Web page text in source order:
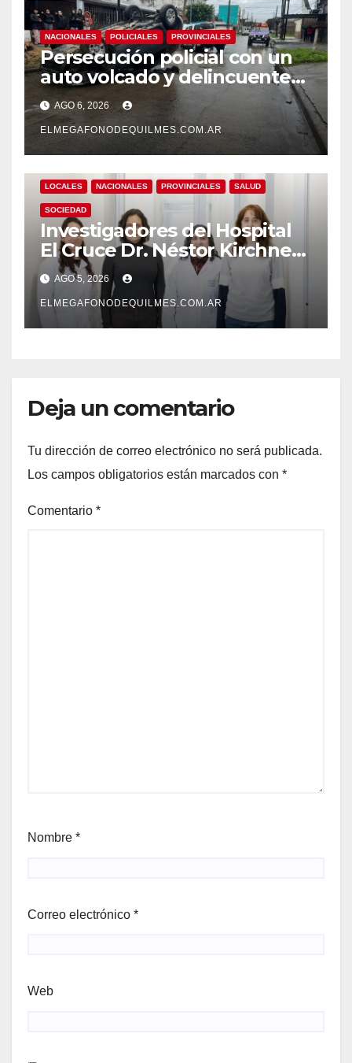
NACIONALES POLICIALES PROVINCIALES
Persecución policial con un
auto volcado y delincuentes
detenidos en San Francisco
Solano
AGO 6, 2026
ELMEGAFONODEQUILMES.COM.AR
LOCALES NACIONALES PROVINCIALES SALUD
SOCIEDAD
Investigadores del Hospital
El Cruce Dr. Néstor Kirchner
desarrollan un estudio
pionero sobre el
envejecimiento cerebral y las
demencias
AGO 5, 2026
ELMEGAFONODEQUILMES.COM.AR
Deja un comentario
Tu dirección de correo electrónico no será publicada.
Los campos obligatorios están marcados con *
Comentario *
Nombre *
Correo electrónico *
Web